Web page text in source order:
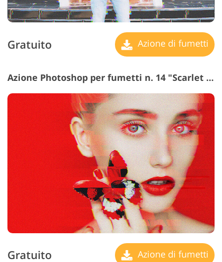
Gratuito Azione di fumetti
Azione Photoshop per fumetti n. 14 "Scarlet Queen"
Gratuito Azione di fumetti